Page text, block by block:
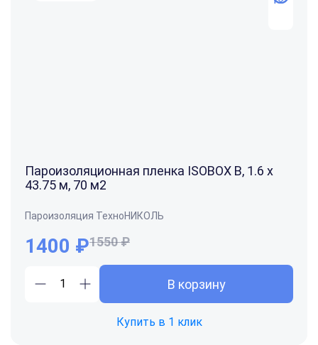
Пароизоляционная пленка ISOBOX В, 1.6 x
43.75 м, 70 м2
Пароизоляция ТехноНИКОЛЬ
1400 ₽1550 ₽
В корзину
Купить в 1 клик